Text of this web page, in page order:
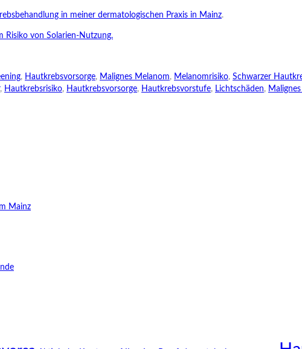
in meiner dermatologischen Praxis in Mainz.
Risiko von Solarien-Nutzung.
, Hautkrebsvorsorge, Malignes Melanom, Melanomrisiko, Schwarzer
, Hautkrebsrisiko, Hautkrebsvorsorge, Hautkrebsvorstufe, Lichtschäden,
Mainz